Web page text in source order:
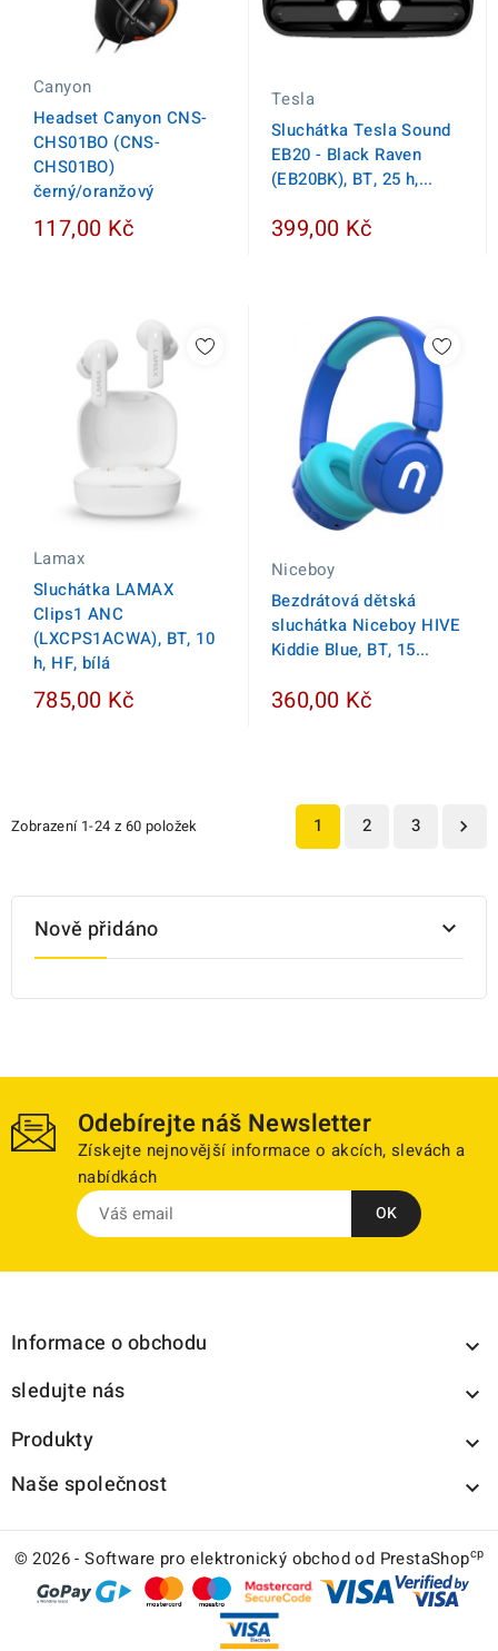
Canyon
Headset Canyon CNS-
CHS01BO (CNS-
CHS01BO)
černý/oranžový
117,00 Kč
Tesla
Sluchátka Tesla Sound
EB20 - Black Raven
(EB20BK), BT, 25 h,...
399,00 Kč
Lamax
Sluchátka LAMAX
Clips1 ANC
(LXCPS1ACWA), BT, 10
h, HF, bílá
785,00 Kč
Niceboy
Bezdrátová dětská
sluchátka Niceboy HIVE
Kiddie Blue, BT, 15...
360,00 Kč
Zobrazení 1-24 z 60 položek 1 2 3 
Nově přidáno 
Odebírejte náš Newsletter
Získejte nejnovější informace o akcích, slevách a
nabídkách
Informace o obchodu 
sledujte nás 
Produkty 
Naše společnost 
© 2026 - Software pro elektronický obchod od PrestaShopcp